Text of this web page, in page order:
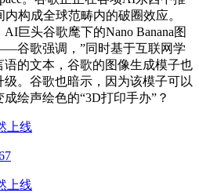
内构成全球范畴内的破圈效应。
巨头谷歌麾下的Nano Banana图
谷歌强调，”同时基于互联网学
的文本，谷歌的图像生成模子也
。谷歌也暗示，因为该模子可以
绘声绘色的“3D打印手办”？
上线
上线